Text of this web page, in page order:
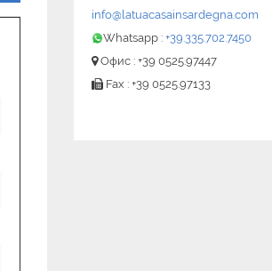
info@latuacasainsardegna.com
Whatsapp :+39.335.702.7450
Офис : +39 0525.97447
Fax : +39 0525.97133